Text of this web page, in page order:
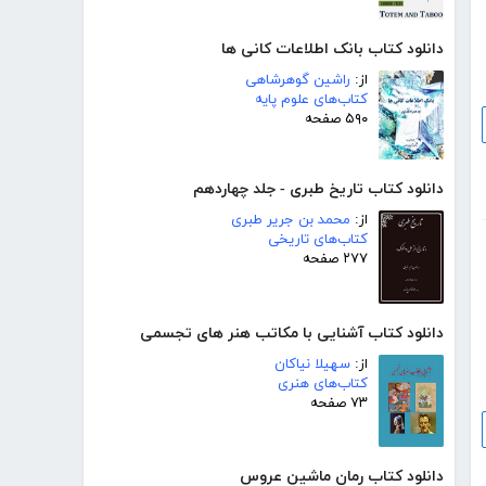
دانلود کتاب بانک اطلاعات کانی ها
از: راشین گوهرشاهی
کتاب‌های علوم پایه
۵۹۰ صفحه
دانلود کتاب تاریخ طبری - جلد چهاردهم
از: محمد بن جریر طبری
کتاب‌های تاریخی
۲۷۷ صفحه
دانلود کتاب آشنایی با مکاتب هنر های تجسمی
از: سهیلا نیاکان
کتاب‌های هنری
۷۳ صفحه
دانلود کتاب رمان ماشین عروس